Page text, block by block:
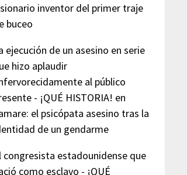
inventor del primer traje
buceo
ejecución de un asesino en serie
hizo aplaudir
al público
- ¡QUÉ HISTORIA! en
el psicópata asesino tras la
de un gendarme
congresista estadounidense que
como esclavo - ¡QUÉ